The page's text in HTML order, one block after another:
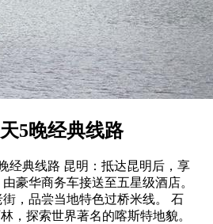
5晚经典线路
经典线路 昆明：抵达昆明后，享
豪华商务车接送至五星级酒店。
，品尝当地特色过桥米线。 石
，探索世界著名的喀斯特地貌。